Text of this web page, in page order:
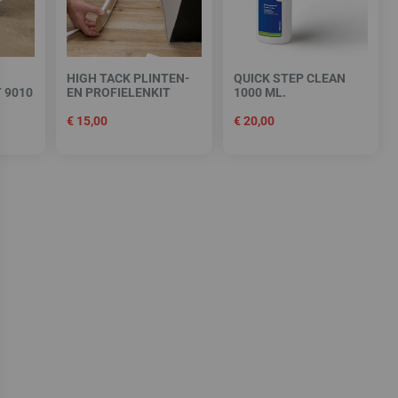
9010
HIGH TACK PLINTEN-
EN PROFIELENKIT
€ 15,00
QUICK STEP CLEAN
1000 ML.
€20,00